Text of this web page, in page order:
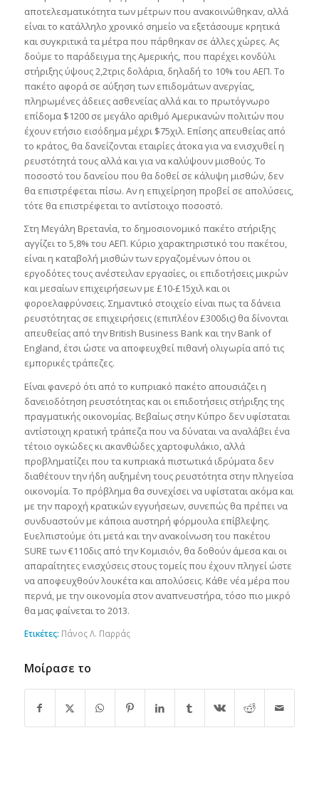
αποτελεσματικότητα των μέτρων που ανακοινώθηκαν, αλλά
είναι το κατάλληλο χρονικό σημείο να εξετάσουμε κρητικά
και συγκριτικά τα μέτρα που πάρθηκαν σε άλλες χώρες. Ας
δούμε το παράδειγμα της Αμερικής, που παρέχει κονδύλι
στήριξης ύψους 2,2τρις δολάρια, δηλαδή το 10% του ΑΕΠ. Το
πακέτο αφορά σε αύξηση των επιδομάτων ανεργίας,
πληρωμένες άδειες ασθενείας αλλά και το πρωτόγνωρο
επίδομα $1200 σε μεγάλο αριθμό Αμερικανών πολιτών που
έχουν ετήσιο εισόδημα μέχρι $75χιλ. Επίσης απευθείας από
το κράτος, θα δανείζονται εταιρίες άτοκα για να ενισχυθεί η
ρευστότητά τους αλλά και για να καλύψουν μισθούς. Το
ποσοστό του δανείου που θα δοθεί σε κάλυψη μισθών, δεν
θα επιστρέφεται πίσω. Αν η επιχείρηση προβεί σε απολύσεις,
τότε θα επιστρέφεται το αντίστοιχο ποσοστό.
Στη Μεγάλη Βρετανία, το δημοσιονομικό πακέτο στήριξης
αγγίζει το 5,8% του ΑΕΠ. Κύριο χαρακτηριστικό του πακέτου,
είναι η καταβολή μισθών των εργαζομένων όπου οι
εργοδότες τους ανέστειλαν εργασίες, οι επιδοτήσεις μικρών
και μεσαίων επιχειρήσεων με £10-£15χιλ και οι
φοροελαφρύνσεις. Σημαντικό στοιχείο είναι πως τα δάνεια
ρευστότητας σε επιχειρήσεις (επιπλέον £300δις) θα δίνονται
απευθείας από την British Business Bank και την Bank of
England, έτσι ώστε να αποφευχθεί πιθανή ολιγωρία από τις
εμπορικές τράπεζες.
Είναι φανερό ότι από το κυπριακό πακέτο απουσιάζει η
δανειοδότηση ρευστότητας και οι επιδοτήσεις στήριξης της
πραγματικής οικονομίας. Βεβαίως στην Κύπρο δεν υφίσταται
αντίστοιχη κρατική τράπεζα που να δύναται να αναλάβει ένα
τέτοιο ογκώδες κι ακανθώδες χαρτοφυλάκιο, αλλά
προβληματίζει που τα κυπριακά πιστωτικά ιδρύματα δεν
διαθέτουν την ήδη αυξημένη τους ρευστότητα στην πληγείσα
οικονομία. Το πρόβλημα θα συνεχίσει να υφίσταται ακόμα και
με την παροχή κρατικών εγγυήσεων, συνεπώς θα πρέπει να
συνδυαστούν με κάποια αυστηρή φόρμουλα επίβλεψης.
Ευελπιστούμε ότι μετά και την ανακοίνωση του πακέτου
SURE των €110δις από την Κομισιόν, θα δοθούν άμεσα και οι
απαραίτητες ενισχύσεις στους τομείς που έχουν πληγεί ώστε
να αποφευχθούν λουκέτα και απολύσεις. Κάθε νέα μέρα που
περνά, με την οικονομία στον αναπνευστήρα, τόσο πιο μικρό
θα μας φαίνεται το 2013.
Ετικέτες: Πάνος Λ. Παρράς
Μοίρασε το